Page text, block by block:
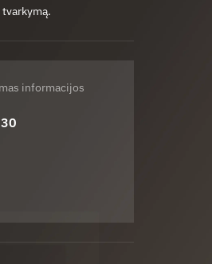
informacijos